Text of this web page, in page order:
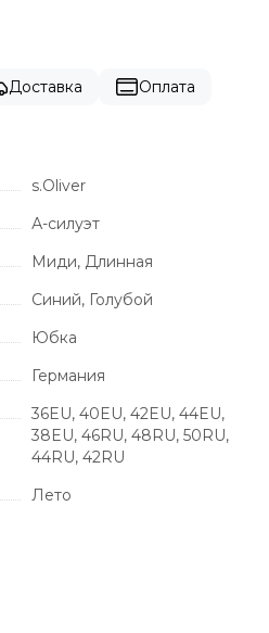
Доставка Оплата
s.Oliver
А-силуэт
Миди, Длинная
Синий, Голубой
Юбка
Германия
36EU, 40EU, 42EU, 44EU,
38EU, 46RU, 48RU, 50RU,
44RU, 42RU
Лето